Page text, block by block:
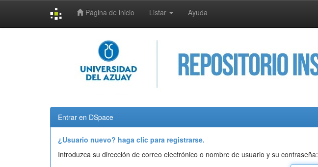
Página de inicio Listar Ayuda
Entrar en DSpace
¿Usuario nuevo? haga clic para registrarse.
Introduzca su dirección de correo electrónico o nombre de usuario y su contraseña: